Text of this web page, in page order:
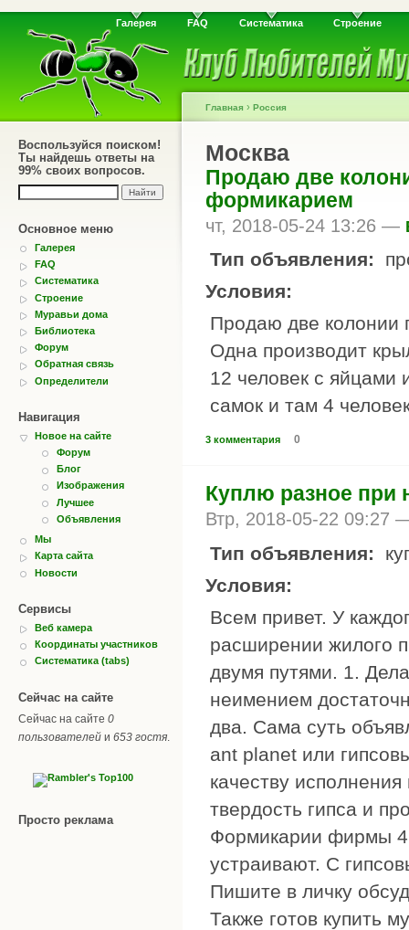
Галерея FAQ Систематика Строение
Воспользуйся поиском!
Ты найдешь ответы на
99% своих вопросов.
Основное меню
Галерея
FAQ
Систематика
Строение
Муравьи дома
Библиотека
Форум
Обратная связь
Определители
Навигация
Новое на сайте
Форум
Блог
Изображения
Лучшее
Объявления
Мы
Карта сайта
Новости
Сервисы
Веб камера
Координаты участников
Систематика (tabs)
Сейчас на сайте
Сейчас на сайте 0
пользователей и 653 гостя
Просто реклама
Главная › Россия
Москва
Продаю две
формикарием
чт, 2018-05-24 13:26 —
Тип объявления:
Условия:
Продаю две колонии
Одна производит
12 человек с яйцами
самок и там 4
3 комментария 0
Куплю разное при
Втр, 2018-05-22 09:27
Тип объявления:
Условия:
Всем привет. У
расширении жилого
двумя путями. 1.
неимением
два. Сама суть
ant planet или
качеству
твердость гипса и
Формикарии фирмы 4
устраивают. С
Пишите в личку
Также готов